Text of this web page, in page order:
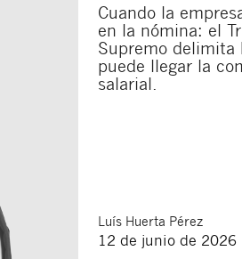
Cuando la
en la nómina: el
Supremo delimita
puede llegar la
salarial.
Luís Huerta Pérez
12 de junio de 2026